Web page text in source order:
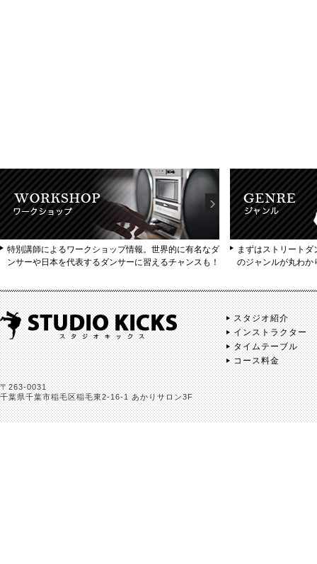
特別講師によるワークショップ情報。世界的に有名なダ
ンサーや日本を代表するダンサーに習えるチャンスも！
まずはストリート
のジャンルが丸わか
〒263-0031
千葉県千葉市稲毛区稲毛東2-16-1 あかりサロン3F
スタジオ紹介
インストラクター
タイムテーブル
コース料金